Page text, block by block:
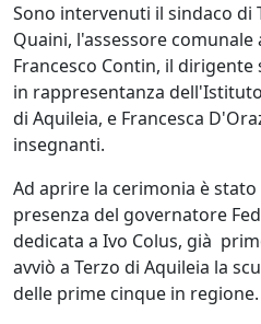
Sono intervenuti il sindaco di
Quaini, l'assessore comunale
Francesco Contin, il
in rappresentanza
di Aquileia, e Francesca
insegnanti.
Ad aprire la cerimonia è
presenza del governatore
dedicata a Ivo Colus, già
avviò a Terzo di Aquileia la
delle prime cinque in regione.